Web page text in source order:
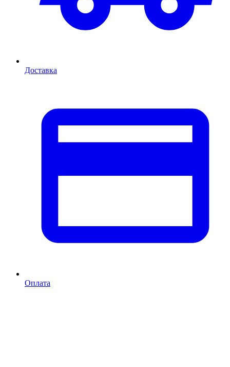
Доставка
Оплата